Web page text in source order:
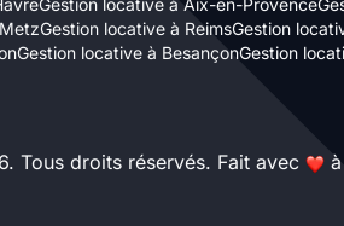
Gestion locative à Aix-en-Provence
Gestion locative à ReimsGestion
Gestion locative à BesançonGestion
Tous droits réservés. Fait avec